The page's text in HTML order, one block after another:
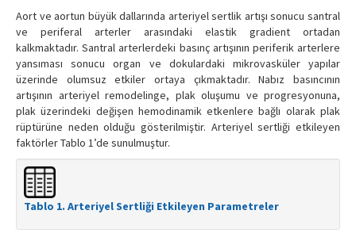
Aort ve aortun büyük dallarında arteriyel sertlik artışı sonucu santral
ve periferal arterler arasındaki elastik gradient ortadan
kalkmaktadır. Santral arterlerdeki basınç artışının periferik arterlere
yansıması sonucu organ ve dokulardaki mikrovasküler yapılar
üzerinde olumsuz etkiler ortaya çıkmaktadır. Nabız basıncının
artışının arteriyel remodelinge, plak oluşumu ve progresyonuna,
plak üzerindeki değişen hemodinamik etkenlere bağlı olarak plak
rüptürüne neden olduğu gösterilmiştir. Arteriyel sertliği etkileyen
faktörler Tablo 1’de sunulmuştur.
Tablo 1. Arteriyel Sertliği Etkileyen Parametreler